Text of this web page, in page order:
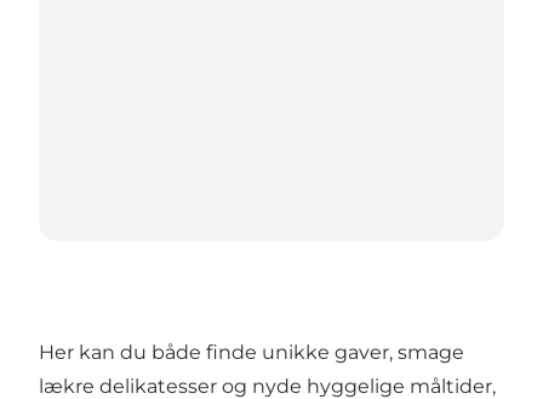
Her kan du både finde unikke gaver, smage
lækre delikatesser og nyde hyggelige måltider,